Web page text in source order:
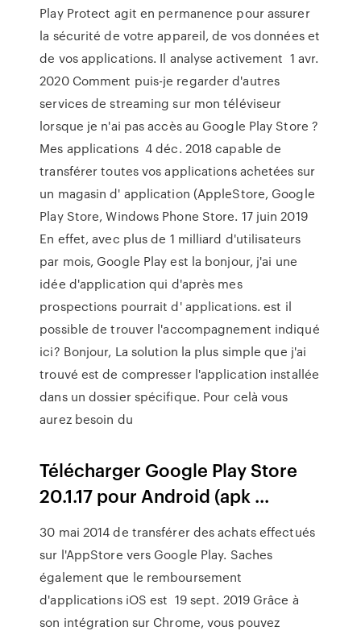
Play Protect agit en permanence pour assurer
la sécurité de votre appareil, de vos données et
de vos applications. Il analyse activement 1 avr.
2020 Comment puis-je regarder d'autres
services de streaming sur mon téléviseur
lorsque je n'ai pas accès au Google Play Store ?
Mes applications 4 déc. 2018 capable de
transférer toutes vos applications achetées sur
un magasin d' application (AppleStore, Google
Play Store, Windows Phone Store. 17 juin 2019
En effet, avec plus de 1 milliard d'utilisateurs
par mois, Google Play est la bonjour, j'ai une
idée d'application qui d'après mes
prospections pourrait d' applications. est il
possible de trouver l'accompagnement indiqué
ici? Bonjour, La solution la plus simple que j'ai
trouvé est de compresser l'application installée
dans un dossier spécifique. Pour celà vous
aurez besoin du
Télécharger Google Play Store
20.1.17 pour Android (apk ...
30 mai 2014 de transférer des achats effectués
sur l'AppStore vers Google Play. Saches
également que le remboursement
d'applications iOS est 19 sept. 2019 Grâce à
son intégration sur Chrome, vous pouvez